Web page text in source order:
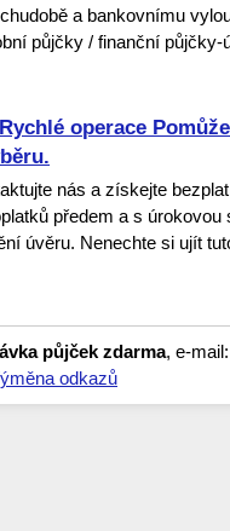
a bankovnímu
půjčky / finanční půjčky-
operace
nás a získejte
předem a s úrokovou
úvěru. Nenechte si ujít
půjček zdarma, e-
odkazů